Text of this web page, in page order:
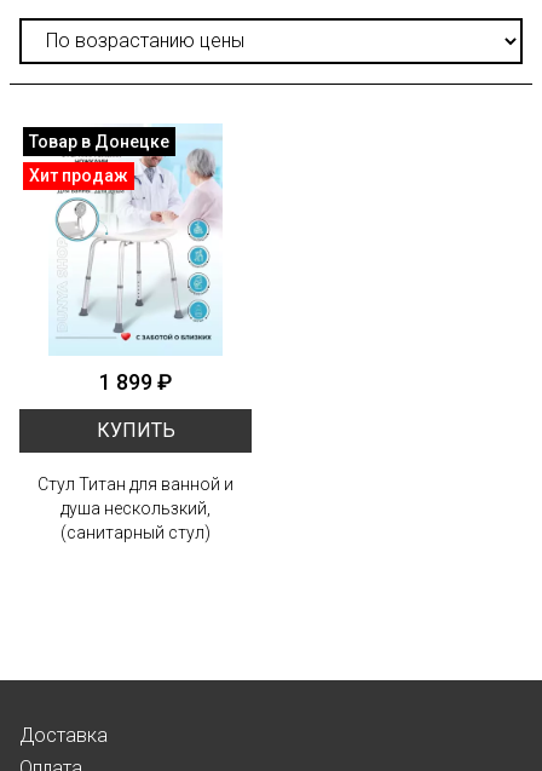
Товар в Донецке
Хит продаж
1 899 ₽
КУПИТЬ
Стул Титан для ванной и
душа нескользкий,
(санитарный стул)
Доставка